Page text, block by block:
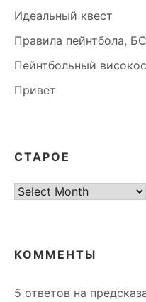
Идеальный квест
Правила пейнтбола,
Пейнтбольный
Привет
СТАРОЕ
старое
КОММЕНТЫ
5 ответов на